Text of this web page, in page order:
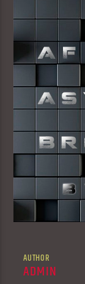
AUTHOR
ADMIN